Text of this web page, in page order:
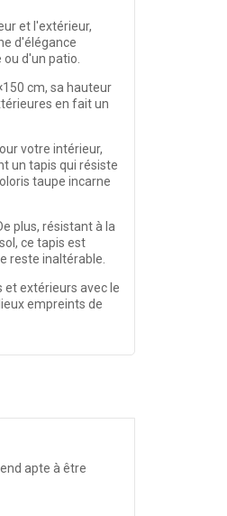
et l'extérieur,
d'élégance
d'un patio.
cm, sa hauteur
en fait un
votre intérieur,
un tapis qui résiste
taupe incarne
plus, résistant à la
ce tapis est
reste inaltérable.
et extérieurs avec le
empreints de
apte à être